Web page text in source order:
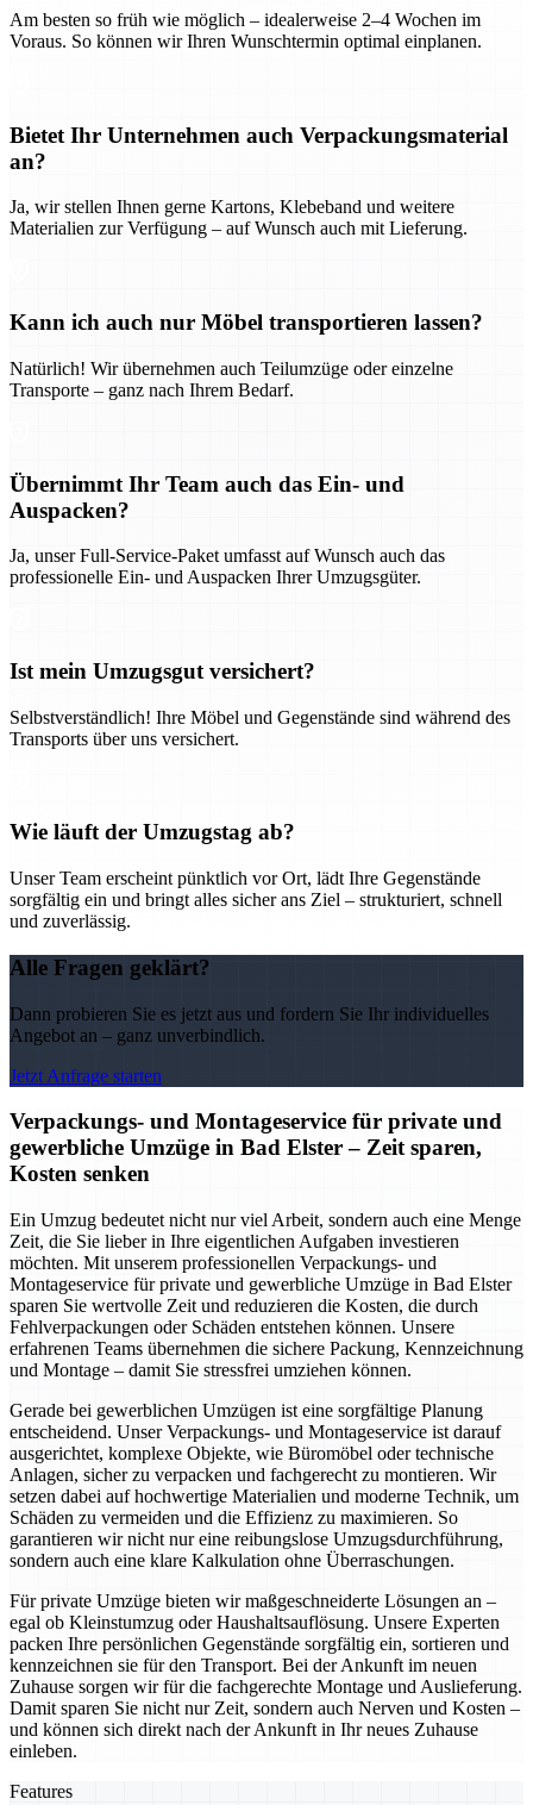
Am besten so früh wie möglich – idealerweise 2–4 Wochen im
Voraus. So können wir Ihren Wunschtermin optimal einplanen.
Bietet Ihr Unternehmen auch Verpackungsmaterial
an?
Ja, wir stellen Ihnen gerne Kartons, Klebeband und weitere
Materialien zur Verfügung – auf Wunsch auch mit Lieferung.
Kann ich auch nur Möbel transportieren lassen?
Natürlich! Wir übernehmen auch Teilumzüge oder einzelne
Transporte – ganz nach Ihrem Bedarf.
Übernimmt Ihr Team auch das Ein- und
Auspacken?
Ja, unser Full-Service-Paket umfasst auf Wunsch auch das
professionelle Ein- und Auspacken Ihrer Umzugsgüter.
Ist mein Umzugsgut versichert?
Selbstverständlich! Ihre Möbel und Gegenstände sind während des
Transports über uns versichert.
Wie läuft der Umzugstag ab?
Unser Team erscheint pünktlich vor Ort, lädt Ihre Gegenstände
sorgfältig ein und bringt alles sicher ans Ziel – strukturiert, schnell
und zuverlässig.
Alle Fragen geklärt?
Dann probieren Sie es jetzt aus und fordern Sie Ihr individuelles
Angebot an – ganz unverbindlich.
Jetzt Anfrage starten
Verpackungs- und Montageservice für private und
gewerbliche Umzüge in Bad Elster – Zeit sparen,
Kosten senken
Ein Umzug bedeutet nicht nur viel Arbeit, sondern auch eine Menge
Zeit, die Sie lieber in Ihre eigentlichen Aufgaben investieren
möchten. Mit unserem professionellen Verpackungs- und
Montageservice für private und gewerbliche Umzüge in Bad Elster
sparen Sie wertvolle Zeit und reduzieren die Kosten, die durch
Fehlverpackungen oder Schäden entstehen können. Unsere
erfahrenen Teams übernehmen die sichere Packung, Kennzeichnung
und Montage – damit Sie stressfrei umziehen können.
Gerade bei gewerblichen Umzügen ist eine sorgfältige Planung
entscheidend. Unser Verpackungs- und Montageservice ist darauf
ausgerichtet, komplexe Objekte, wie Büromöbel oder technische
Anlagen, sicher zu verpacken und fachgerecht zu montieren. Wir
setzen dabei auf hochwertige Materialien und moderne Technik, um
Schäden zu vermeiden und die Effizienz zu maximieren. So
garantieren wir nicht nur eine reibungslose Umzugsdurchführung,
sondern auch eine klare Kalkulation ohne Überraschungen.
Für private Umzüge bieten wir maßgeschneiderte Lösungen an –
egal ob Kleinstumzug oder Haushaltsauflösung. Unsere Experten
packen Ihre persönlichen Gegenstände sorgfältig ein, sortieren und
kennzeichnen sie für den Transport. Bei der Ankunft im neuen
Zuhause sorgen wir für die fachgerechte Montage und Auslieferung.
Damit sparen Sie nicht nur Zeit, sondern auch Nerven und Kosten –
und können sich direkt nach der Ankunft in Ihr neues Zuhause
einleben.
Features